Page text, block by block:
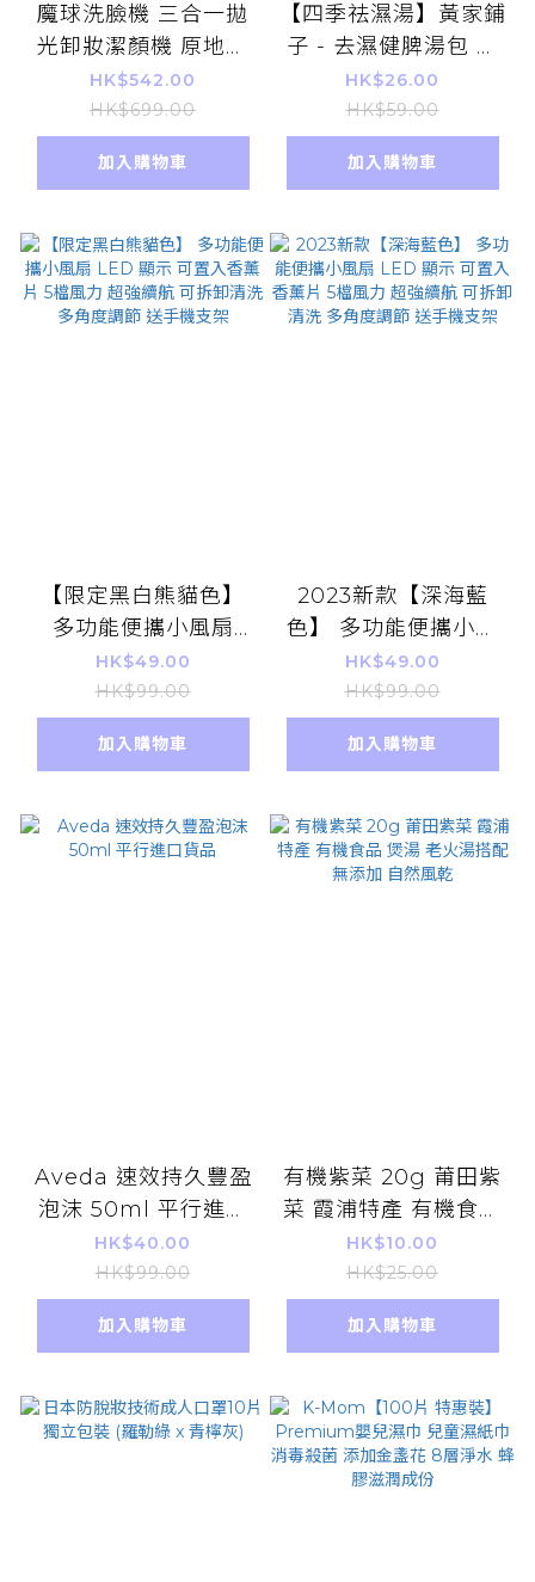
魔球洗臉機 三合一拋
光卸妝潔顏機 原地震
出粉刺
HK$542.00
HK$699.00
加入購物車
【四季祛濕湯】黃家鋪
子 - 去濕健脾湯包 煲
湯料 120g 清熱解毒
健脾養胃
HK$26.00
HK$59.00
加入購物車
【限定黑白熊貓色】
多功能便攜小風扇
LED 顯示 可置入香薰
片 5檔風力 超強續航
可拆卸清洗 多角度調
節 送手機支架
HK$49.00
HK$99.00
加入購物車
2023新款【深海藍
色】 多功能便攜小風
扇 LED 顯示 可置入
香薰片 5檔風力 超強
續航 可拆卸清洗 多角
度調節 送手機支架
HK$49.00
HK$99.00
加入購物車
Aveda 速效持久豐盈
泡沫 50ml 平行進口
貨品
HK$40.00
HK$99.00
加入購物車
有機紫菜 20g 莆田紫
菜 霞浦特產 有機食品
煲湯 老火湯搭配 無添
加 自然風乾
HK$10.00
HK$25.00
加入購物車